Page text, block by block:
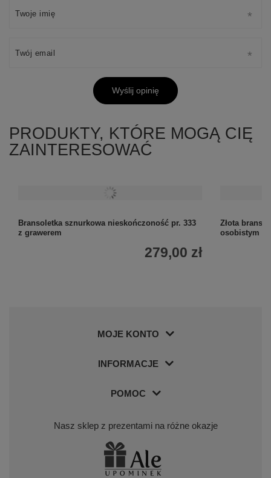
Twoje imię
Twój email
Wyślij opinię
PRODUKTY, KTÓRE MOGĄ CIĘ
ZAINTERESOWAĆ
Bransoletka sznurkowa nieskończoność pr. 333
z grawerem
279,00 zł
Złota
osobistym
MOJE KONTO
INFORMACJE
POMOC
Nasz sklep z prezentami na różne okazje